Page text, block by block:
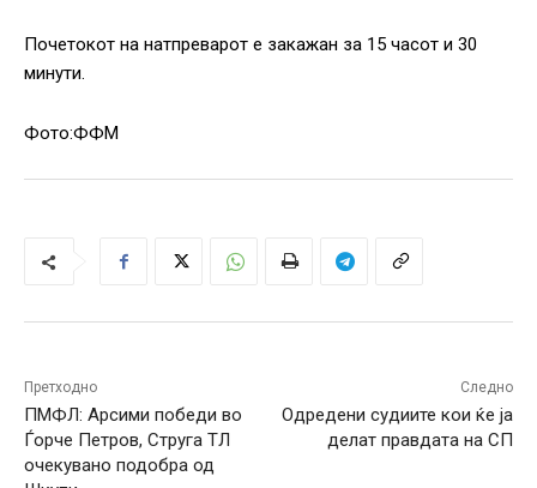
Почетокот на натпреварот е закажан за 15 часот и 30
минути.
Фото:ФФМ
Претходно
ПМФЛ: Арсими победи во
Ѓорче Петров, Струга ТЛ
очекувано подобра од
Следно
Одредени судиите кои ќе ја
делат правдата на СП